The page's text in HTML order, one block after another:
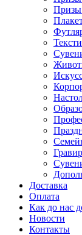
Призы
Доставка
Оплата
Как до нас
Новости
Контакты